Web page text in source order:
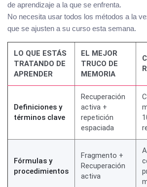
de aprendizaje a la que se enfrenta.
No necesita usar todos los métodos a la
que se ajusten a su curso esta semana.
LO QUE ESTÁS
TRATANDO DE
APRENDER
EL MEJOR
TRUCO DE
MEMORIA
Definiciones y
términos clave
Recuperación
activa +
repetición
espaciada
Fórmulas y
procedimientos
Fragmento +
Recuperación
activa